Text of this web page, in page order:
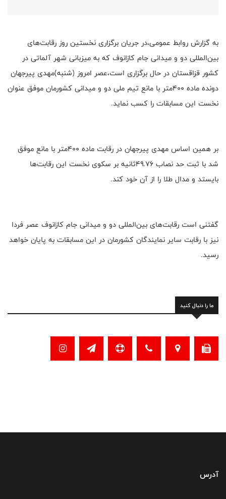
به گزارش روابط عمومی،در جریان برگزاری نخستین روز رقابت‌های
بین‌المللی دو و میدانی جام کازانوف که به میزبانی شهر آلماتی در
کشور قزاقستان در حال برگزاری است،عصر امروز (شنبه)مهدی پیرجهان
دونده ماده ۴۰۰متر با مانع تیم ملی دو و میدانی کشورمان موفق عنوان
نخست این مسابقات را کسب نماید.
بر همین اساس مهدی پیرجهان در رقابت ماده ۴۰۰متر با مانع موفق
شد با ثبت حد نصاب ۴۹.۷۶ثانیه بر سکوی نخست این رقابت‌ها
بایستد و مدال طلا را از آن خود کند.
گفتنی است رقابت‌های بین‌المللی دو و میدانی جام کازانوف عصر فردا
نیز با رقابت سایر نمایندگان کشورمان در این مسابقات به پایان خواهد
رسید.
ما را دنبال کنید
آدرس